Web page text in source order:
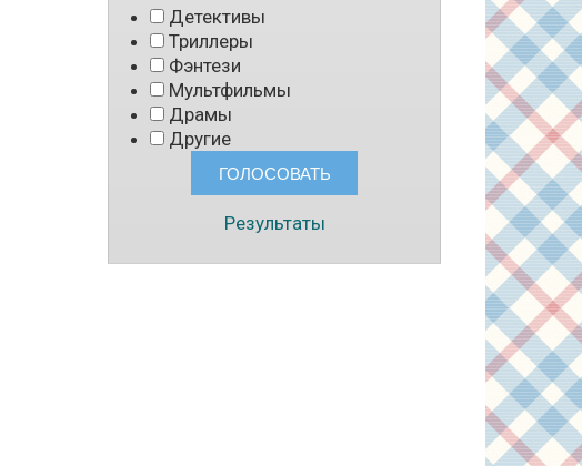
Детективы
Триллеры
Фэнтези
Мультфильмы
Драмы
Другие
Результаты